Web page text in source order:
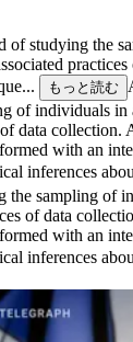
of studying the
もっと読む
of individuals in
data collection.
with an
inferences
the sampling of
of data
with an
inferences